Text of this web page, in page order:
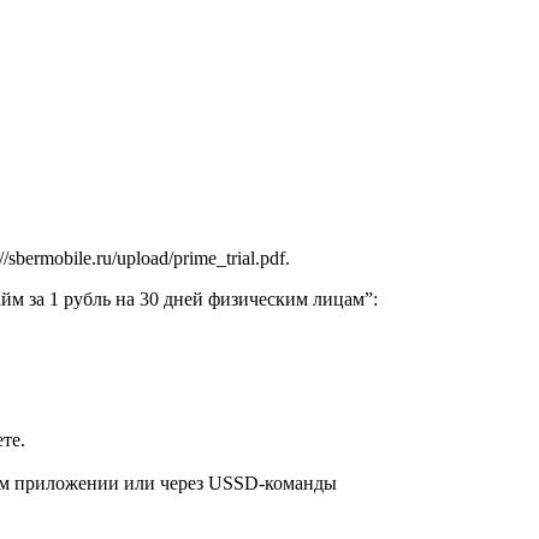
upload/prime_trial.pdf.
за 1 рубль на 30 дней физическим лицам”:
приложении или через USSD-команды